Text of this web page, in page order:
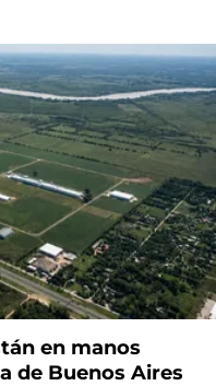
en manos
de Buenos Aires